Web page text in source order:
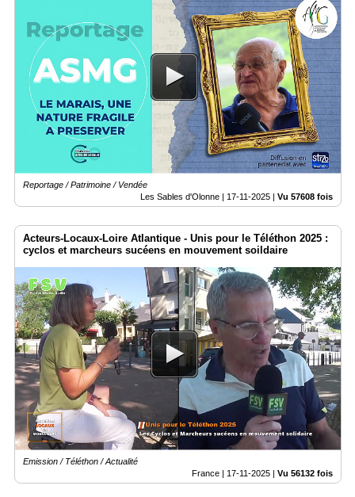
Reportage / Patrimoine / Vendée
Les Sables d'Olonne | 17-11-2025 | Vu 57608 fois
Acteurs-Locaux-Loire Atlantique - Unis pour le Téléthon 2025 :
cyclos et marcheurs sucéens en mouvement soildaire
Emission / Téléthon / Actualité
France | 17-11-2025 | Vu 56132 fois